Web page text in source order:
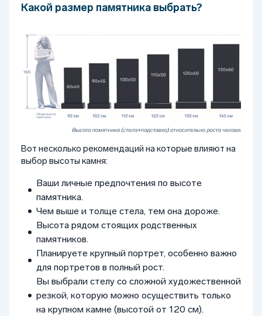
Какой размер памятника выбрать?
Вот несколько рекомендаций на которые влияют на
выбор высоты камня:
Ваши личные предпочтения по высоте
памятника.
Чем выше и толще стела, тем она дороже.
Высота рядом стоящих родственных
памятников.
Планируете крупный портрет, особенно важно
для портретов в полный рост.
Вы выбрали стелу со сложной художественной
резкой, которую можно осуществить только
на крупном камне (высотой от 120 см).